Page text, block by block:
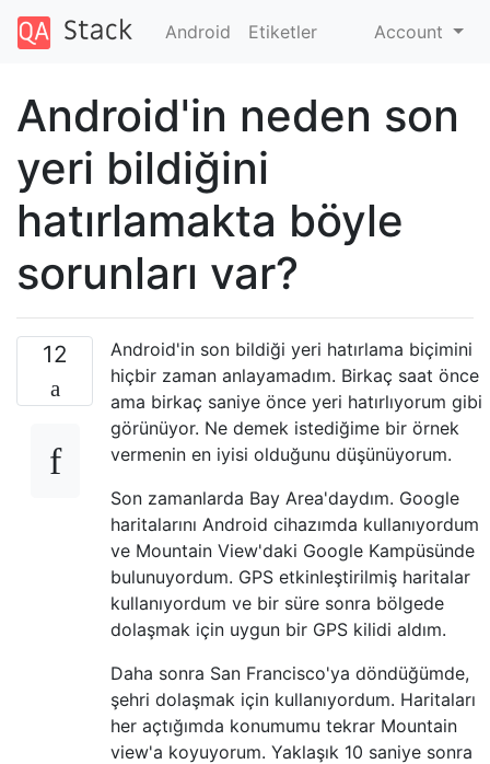
Android Etiketler Account
Android'in neden son
yeri bildiğini
hatırlamakta böyle
sorunları var?
12
Android'in son bildiği yeri hatırlama biçimini
hiçbir zaman anlayamadım. Birkaç saat önce
ama birkaç saniye önce yeri hatırlıyorum gibi
görünüyor. Ne demek istediğime bir örnek
vermenin en iyisi olduğunu düşünüyorum.
Son zamanlarda Bay Area'daydım. Google
haritalarını Android cihazımda kullanıyordum
ve Mountain View'daki Google Kampüsünde
bulunuyordum. GPS etkinleştirilmiş haritalar
kullanıyordum ve bir süre sonra bölgede
dolaşmak için uygun bir GPS kilidi aldım.
Daha sonra San Francisco'ya döndüğümde,
şehri dolaşmak için kullanıyordum. Haritaları
her açtığımda konumumu tekrar Mountain
view'a koyuyorum. Yaklaşık 10 saniye sonra